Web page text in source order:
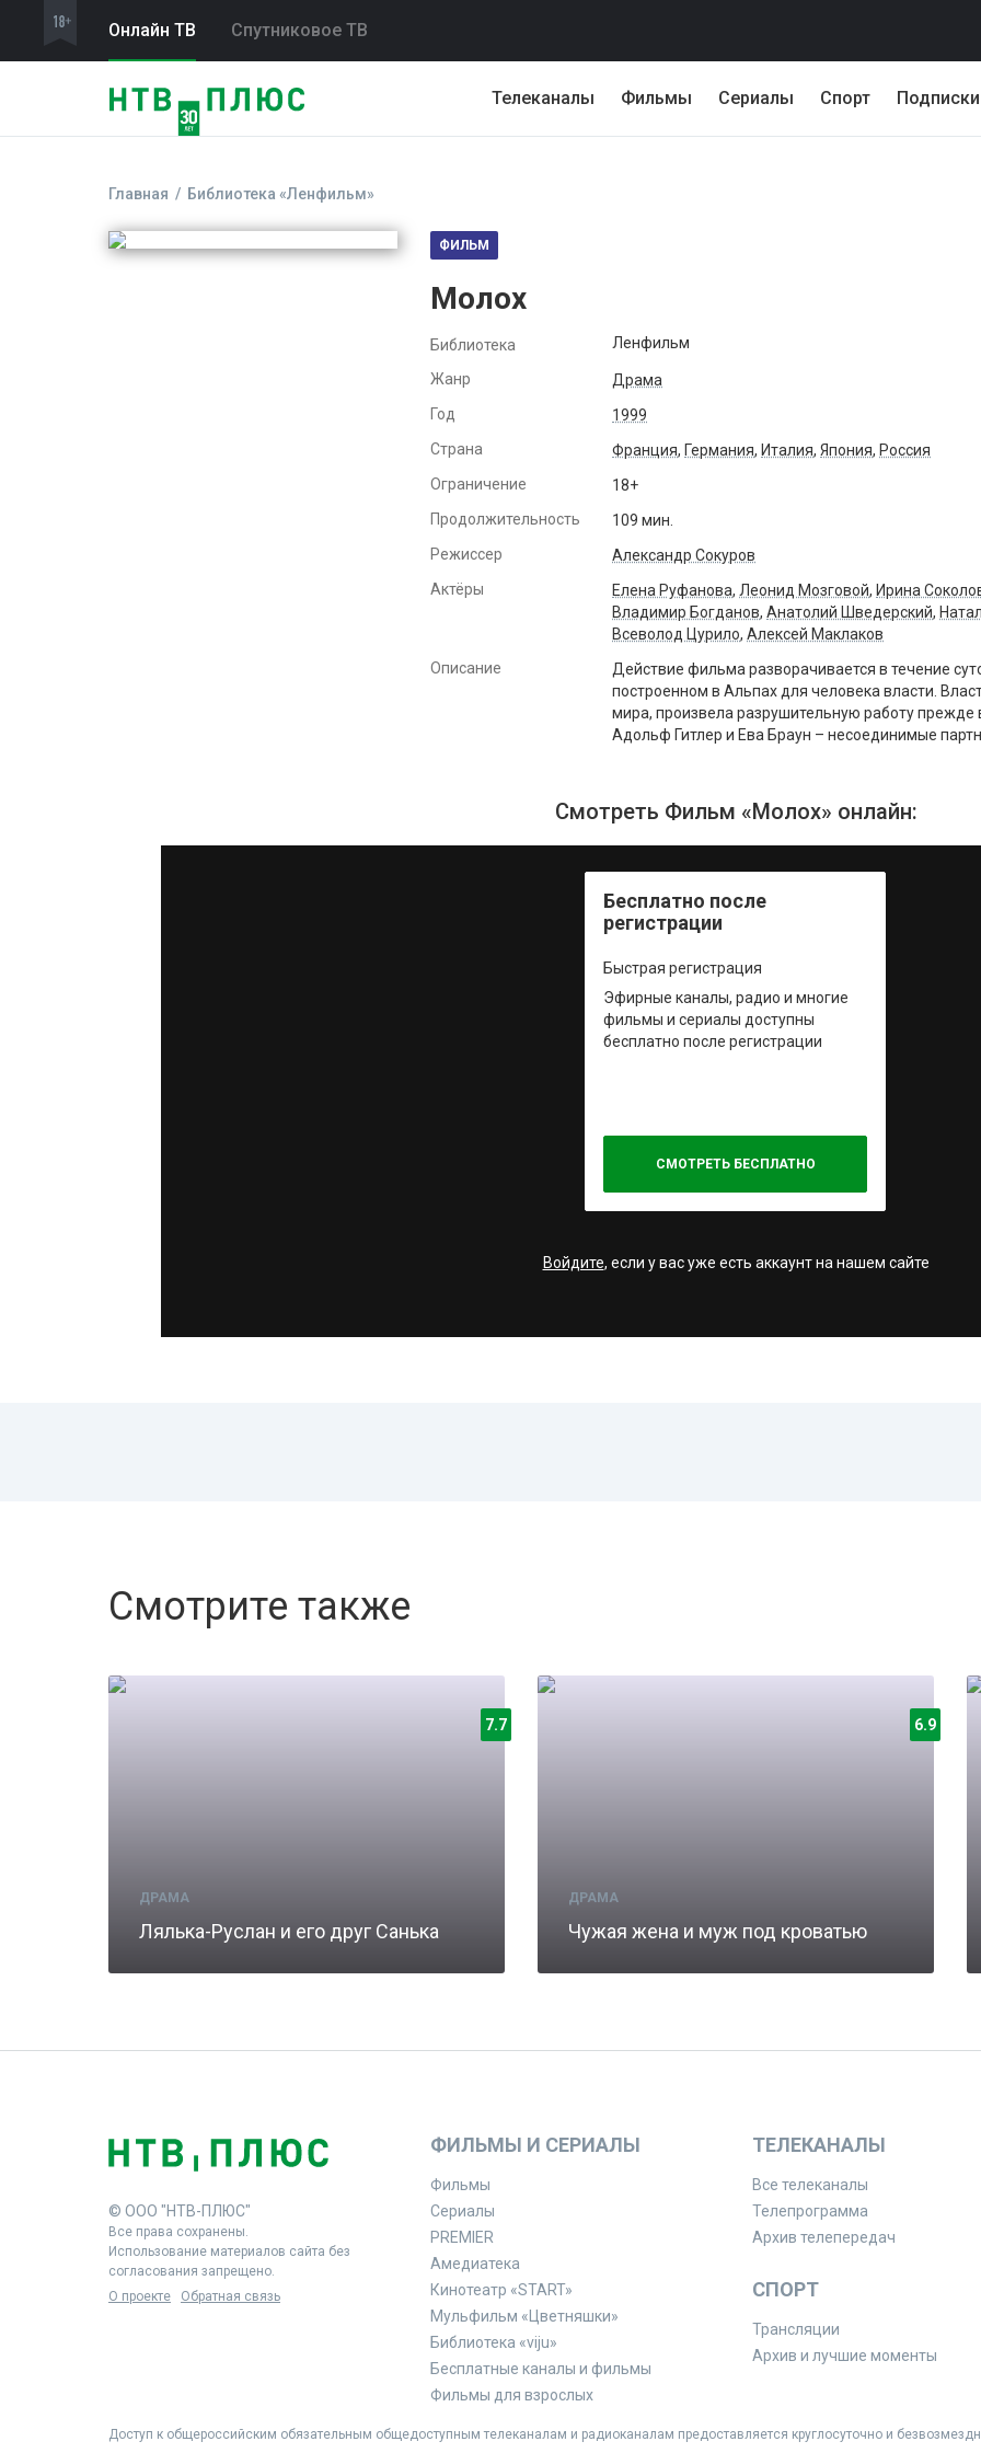
Онлайн ТВ Спутниковое ТВ
Телеканалы Фильмы Сериалы Спорт Подписки
Главная Библиотека «Ленфильм»
ФИЛЬМ
Молох
Библиотека Ленфильм
Жанр
Драма
Год
1999
Страна
Франция, Германия, Италия, Япония, Россия
Ограничение
18+
Продолжительность
109 мин.
Режиссер
Александр Сокуров
Актёры
Елена Руфанова, Леонид Мозговой, Ирина
Владимир Богданов, Анатолий Шведерский,
Всеволод Цурило, Алексей Маклаков
Описание
Действие фильма разворачивается в течение
построенном в Альпах для человека власти.
мира, произвела разрушительную работу прежде
Адольф Гитлер и Ева Браун – несоединимые
Смотреть Фильм «Молох» онлайн:
Бесплатно после
регистрации
Быстрая регистрация
Эфирные каналы, радио и многие
фильмы и сериалы доступны
бесплатно после регистрации
СМОТРЕТЬ БЕСПЛАТНО
Войдите, если у вас уже есть аккаунт на нашем сайте
Смотрите также
7.7
ДРАМА
Лялька-Руслан и его друг Санька
6.9
ДРАМА
Чужая жена и муж под кроватью
© ООО "НТВ-ПЛЮС"
Все права сохранены.
Использование материалов сайта без
согласования запрещено.
О проекте
Обратная связь
ФИЛЬМЫ И СЕРИАЛЫ
Фильмы
Сериалы
PREMIER
Амедиатека
Кинотеатр «START»
Мульфильм «Цветняшки»
Библиотека «viju»
Бесплатные каналы и фильмы
Фильмы для взрослых
ТЕЛЕКАНАЛЫ
Все телеканалы
Телепрограмма
Архив телепередач
СПОРТ
Трансляции
Архив и лучшие моменты
Доступ к общероссийским обязательным общедоступным телеканалам и радиоканалам предоставляется круглосуточно и